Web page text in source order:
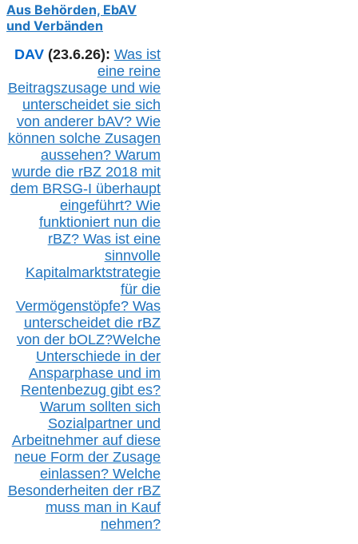
Aus Behörden, EbAV
und Verbänden
DAV (23.6.26): Was ist
eine reine
Beitragszusage und wie
unterscheidet sie sich
von anderer bAV? Wie
können solche Zusagen
aussehen? Warum
wurde die rBZ2018 mit
dem BRSG-I überhaupt
eingeführt? Wie
funktioniert nun die
rBZ? Was ist eine
sinnvolle
Kapitalmarktstrategie
für die
Vermögenstöpfe? Was
unterscheidet die rBZ
von der bOLZ?Welche
Unterschiede in der
Ansparphase und im
Rentenbezug gibt es?
Warum sollten sich
Sozialpartner und
Arbeitnehmer auf diese
neue Form der Zusage
einlassen? Welche
Besonderheiten der rBZ
muss man in Kauf
nehmen?